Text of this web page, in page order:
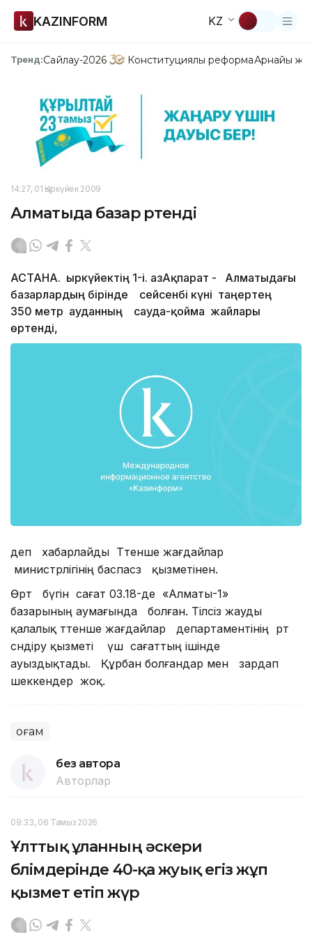
KAZINFORM KZ
Тренд:Сайлау-2026 Конституциялық реформаАрнайы
14:27, 01 Қыркүйек 2009
Алматыда базар өртенді
АСТАНА. Қыркүйектің 1-і. ҚазАқпарат - Алматыдағы
базарлардың бірінде сейсенбі күні таңертең
350 метр ауданның сауда-қойма жайлары
өртенді,
деп хабарлайды Төтенше жағдайлар
министрлігінің баспасөз қызметінен.
Өрт бүгін сағат 03.18-де «Алматы-1»
базарының аумағында болған. Тілсіз жауды
қалалық төтенше жағдайлар департаментінің өрт
сөндіру қызметі үш сағаттың ішінде
ауыздықтады. Құрбан болғандар мен зардап
шеккендер жоқ.
Қоғам
без автора
Авторлар
09:33, 06 Тамыз 2026
Ұлттық ұланның әскери
бөлімдерінде 40-қа жуық егіз жұп
қызмет етіп жүр